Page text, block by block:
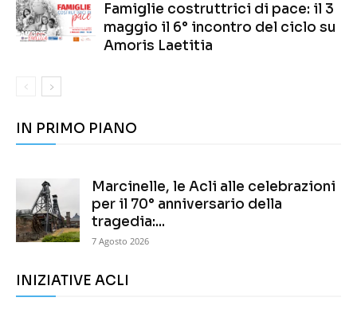
Famiglie costruttrici di pace: il 3
maggio il 6° incontro del ciclo su
Amoris Laetitia
IN PRIMO PIANO
Marcinelle, le Acli alle celebrazioni
per il 70° anniversario della
tragedia:...
7 Agosto 2026
INIZIATIVE ACLI